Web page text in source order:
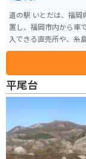
道の駅 いとだは、福岡県糸島市に
置し、福岡市内から車
入できる直売所や、糸
ランでは、糸島産の食
トとしても人気があり
いるので、ツーリング
糸島半島があるので、ツー
物や農産物が豊富な
入できます。 また、
周辺には、二見ヶ浦や
があります。
平尾台